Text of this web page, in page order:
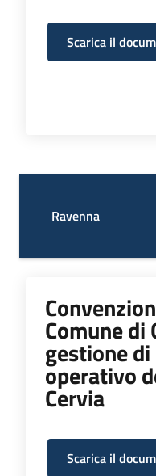
Scarica il
Ravenna
Comune di
gestione
operativo
Cervia
Scarica il